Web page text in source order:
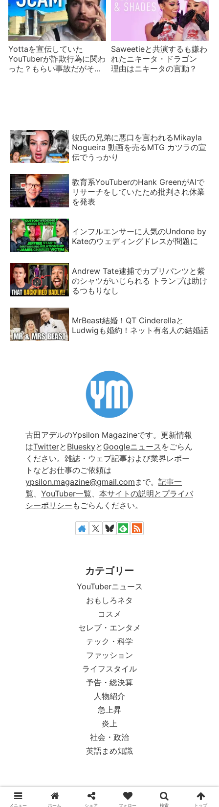
Yottaを宣伝していた
YouTuberが詐欺行為に関わ
った？もらい事故だがその
Saweetieと共演するも嫌わ
れたニキータ・ドラゴン
理由はニキータの言動？
彼氏の兄弟に悪口を言われるMikayla
Nogueira 動画を売るMTG カツラの宣
伝でうっかり
教育系YouTuberのHank GreenがAIで
リサーチをしていたため批判され休業
を発表
インフルエンサーに人気のUndone by
Kateのウェディングドレスが問題に
Andrew Tate逮捕でカプリパンツと紫
のシャツがいじられる トランプは助け
るつもりなし
MrBeast結婚！QT Cinderellaと
Ludwigも婚約！ネット有名人の結婚話
古田アデルのYpsilon Magazineです。更新情報
はTwitterと Blueskyと Googleニュース をごらん
ください。雑誌・ウェブ記事および業界レポー
トなどお仕事のご依頼は
ypsilon.magazine@gmail.com まで。 記事一
覧
YouTuber一覧
本サイトの説明とプライバ
シーポリシー もごらんください。
カテゴリー
YouTuberニュース
おもしろネタ
コスメ
セレブ・エンタメ
テック・科学
ファッション
ライフスタイル
予告・総決算
人物紹介
急上昇
炎上
社会・政治
英語まめ知識
© 2018-2026 Ypsilon Magazine.
メニュー ホーム シェア フォロー 検索 トップ